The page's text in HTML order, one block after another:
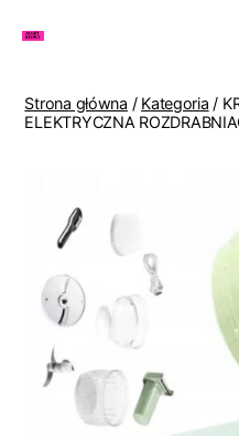
Lenki
Strona główna / Kategoria /
ELEKTRYCZNA